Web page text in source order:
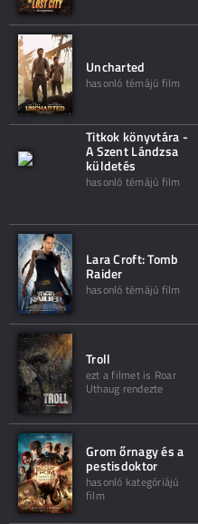
Uncharted
hasonló témájú film
Titkok könyvtára -
A Szent Lándzsa
küldetés
hasonló témájú film
Lara Croft: Tomb
Raider
hasonló témájú film
Troll
ezt a filmet is Roar
Uthaug rendezte
Grom őrnagy és a
pestisdoktor
hasonló kategóriájú
film